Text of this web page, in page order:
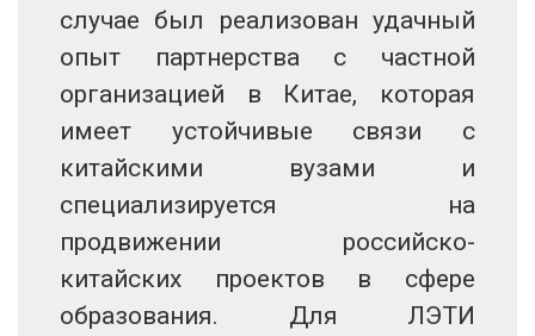
случае был реализован удачный
опыт партнерства с частной
организацией в Китае, которая
имеет устойчивые связи с
китайскими вузами и
специализируется на
продвижении российско-
китайских проектов в сфере
образования. Для ЛЭТИ